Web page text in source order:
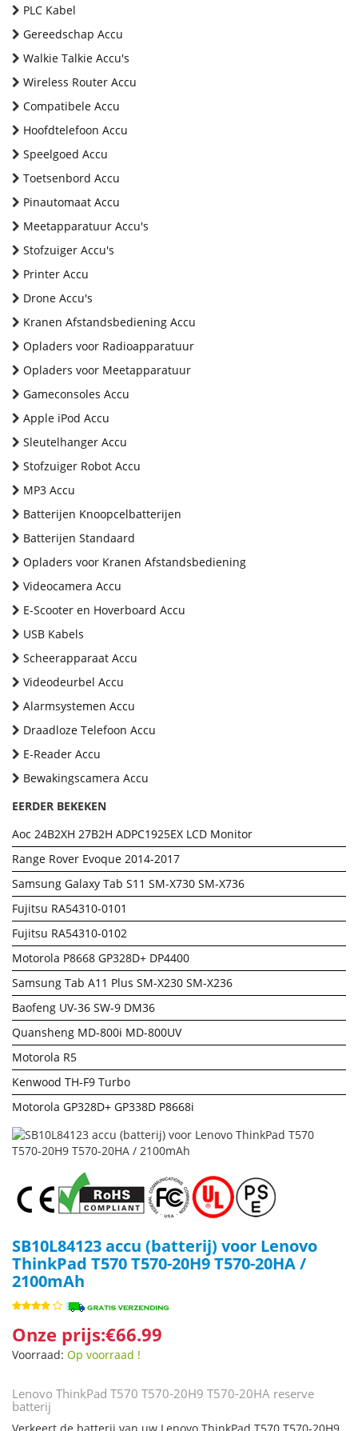
PLC Kabel
Gereedschap Accu
Walkie Talkie Accu's
Wireless Router Accu
Compatibele Accu
Hoofdtelefoon Accu
Speelgoed Accu
Toetsenbord Accu
Pinautomaat Accu
Meetapparatuur Accu's
Stofzuiger Accu's
Printer Accu
Drone Accu's
Kranen Afstandsbediening Accu
Opladers voor Radioapparatuur
Opladers voor Meetapparatuur
Gameconsoles Accu
Apple iPod Accu
Sleutelhanger Accu
Stofzuiger Robot Accu
MP3 Accu
Batterijen Knoopcelbatterijen
Batterijen Standaard
Opladers voor Kranen Afstandsbediening
Videocamera Accu
E-Scooter en Hoverboard Accu
USB Kabels
Scheerapparaat Accu
Videodeurbel Accu
Alarmsystemen Accu
Draadloze Telefoon Accu
E-Reader Accu
Bewakingscamera Accu
EERDER BEKEKEN
Aoc 24B2XH 27B2H ADPC1925EX LCD Monitor
Range Rover Evoque 2014-2017
Samsung Galaxy Tab S11 SM-X730 SM-X736
Fujitsu RA54310-0101
Fujitsu RA54310-0102
Motorola P8668 GP328D+ DP4400
Samsung Tab A11 Plus SM-X230 SM-X236
Baofeng UV-36 SW-9 DM36
Quansheng MD-800i MD-800UV
Motorola R5
Kenwood TH-F9 Turbo
Motorola GP328D+ GP338D P8668i
SB10L84123 accu (batterij) voor Lenovo
ThinkPad T570 T570-20H9 T570-20HA /
2100mAh
Onze prijs:€66.99
Voorraad: Op voorraad !
Lenovo ThinkPad T570 T570-20H9 T570-20HA reserve
batterij